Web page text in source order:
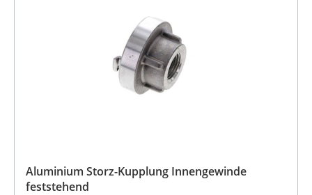
Aluminium Storz-Kupplung Innengewinde
feststehend